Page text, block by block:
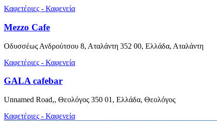
Καφετέριες - Καφενεία
Mezzo Cafe
Οδυσσέως Ανδρούτσου 8, Αταλάντη 352 00, Ελλάδα, Αταλάντη
Καφετέριες - Καφενεία
GALA cafebar
Unnamed Road,, Θεολόγος 350 01, Ελλάδα, Θεολόγος
Καφετέριες - Καφενεία